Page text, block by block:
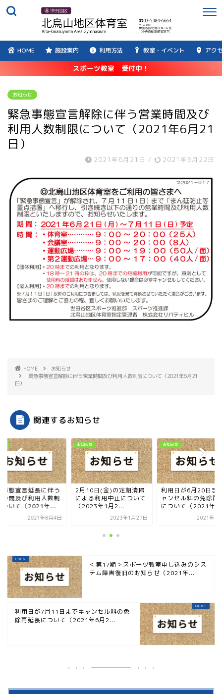
HOME 施設案内 利用方法 教室・イベント アク
スポーツ教室 受付中！
お知らせ
緊急事態宣言解除に伴う営業時間及び
利用人数制限について（2021年6月21
日）
2021年6月21日 / 2021年6月22日
HOME
お知らせ
緊急事態宣言解除に伴う営業時間及び利用人数制限について（2021年6月21
日）
関連するお知らせ
事態宣言延長に伴う
時間及び利用人数制
ついて（2021年...
2021年8月4日
お知らせ
2月10日(金)の定期清掃
による利用中止について
（2023年1月2...
2023年1月27日
お知らせ
利用日が6月20日ま
ャンセル料の免除再
について（2021年...
2021年5
＜第17期＞スポーツ教室申し込みのシス
テム障害復旧のお知らせ（2021年...
利用日が7月11日までキャンセル料の免
除再延長について（2021年6月2...